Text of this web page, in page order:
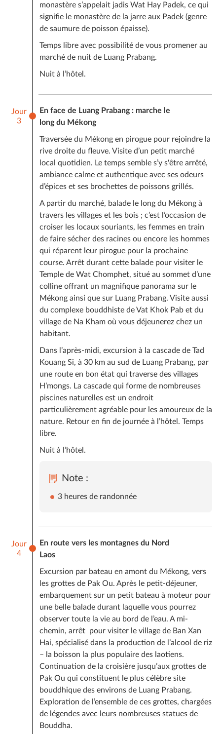
monastère s’appelait jadis Wat Hay Padek, ce qui
signifie le monastère de la jarre aux Padek (genre
de saumure de poisson épaisse).
Temps libre avec possibilité de vous promener au
marché de nuit de Luang Prabang.
Nuit à l’hôtel.
Jour
3
En face de Luang Prabang : marche le
long du Mékong
Traversée du Mékong en pirogue pour rejoindre la
rive droite du fleuve. Visite d’un petit marché
local quotidien. Le temps semble s’y s'être arrêté,
ambiance calme et authentique avec ses odeurs
d’épices et ses brochettes de poissons grillés.
A partir du marché, balade le long du Mékong à
travers les villages et les bois ; c’est l’occasion de
croiser les locaux souriants, les femmes en train
de faire sécher des racines ou encore les hommes
qui réparent leur pirogue pour la prochaine
course. Arrêt durant cette balade pour visiter le
Temple de Wat Chomphet, situé au sommet d’une
colline offrant un magnifique panorama sur le
Mékong ainsi que sur Luang Prabang. Visite aussi
du complexe bouddhiste de Vat Khok Pab et du
village de Na Kham où vous déjeunerez chez un
habitant.
Dans l’après-midi, excursion à la cascade de Tad
Kouang Si, à 30 km au sud de Luang Prabang, par
une route en bon état qui traverse des villages
H’mongs. La cascade qui forme de nombreuses
piscines naturelles est un endroit
particulièrement agréable pour les amoureux de la
nature. Retour en fin de journée à l’hôtel. Temps
libre.
Nuit à l’hôtel.
Note :
3 heures de randonnée
Jour
4
En route vers les montagnes du Nord
Laos
Excursion par bateau en amont du Mékong, vers
les grottes de Pak Ou. Après le petit-déjeuner,
embarquement sur un petit bateau à moteur pour
une belle balade durant laquelle vous pourrez
observer toute la vie au bord de l’eau. A mi-
chemin, arrêt pour visiter le village de Ban Xan
Hai, spécialisé dans la production de l’alcool de riz
– la boisson la plus populaire des laotiens.
Continuation de la croisière jusqu’aux grottes de
Pak Ou qui constituent le plus célèbre site
bouddhique des environs de Luang Prabang.
Exploration de l’ensemble de ces grottes, chargées
de légendes avec leurs nombreuses statues de
Bouddha.